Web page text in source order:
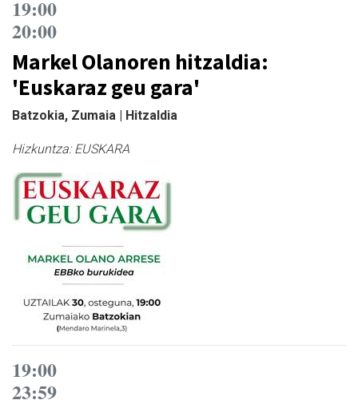
19:00
20:00
Markel Olanoren hitzaldia:
'Euskaraz geu gara'
Batzokia, Zumaia | Hitzaldia
Hizkuntza:EUSKARA
19:00
23:59